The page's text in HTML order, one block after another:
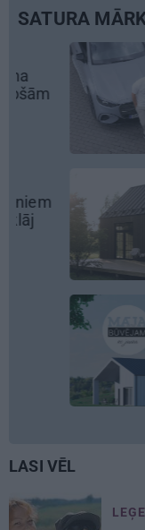
SATURA
LASI VĒL